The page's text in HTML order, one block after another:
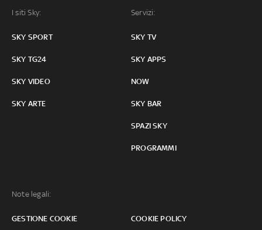
I siti Sky:
SKY SPORT
SKY TG24
SKY VIDEO
SKY ARTE
Servizi:
SKY TV
SKY APPS
NOW
SKY BAR
SPAZI SKY
PROGRAMMI
Note legali:
GESTIONE COOKIE COOKIE POLICY